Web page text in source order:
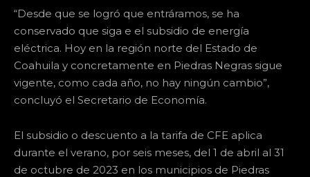
“Desde que se logró que entráramos, se ha
conservado que siga e el subsidio de energía
eléctrica. Hoy en la región norte del Estado de
Coahuila y concretamente en Piedras Negras sigue
vigente, como cada año, no hay ningún cambio”,
concluyó el Secretario de Economía.
El subsidio o descuento a la tarifa de CFE aplica
durante el verano, por seis meses, del 1 de abril al 31
de octubre de 2023 en los municipios de Piedras